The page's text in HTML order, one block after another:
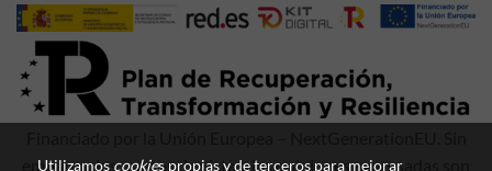
embargo, los puntos de vista y las opiniones expresadas son
Utilizamos cookies propias y de terceros para mejorar